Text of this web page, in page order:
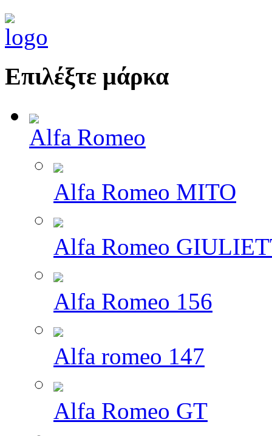
Επιλέξτε μάρκα
Alfa Romeo
Alfa Romeo MITO
Alfa Romeo
Alfa Romeo 156
Alfa romeo 147
Alfa Romeo GT